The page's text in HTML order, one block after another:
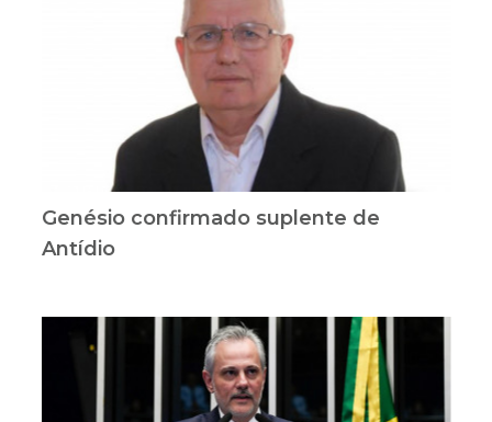
Genésio confirmado suplente de
Antídio